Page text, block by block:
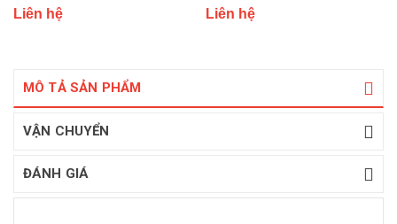
Liên hệ Liên hệ
MÔ TẢ SẢN PHẨM
VẬN CHUYỂN
ĐÁNH GIÁ